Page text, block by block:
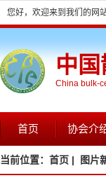
您好，欢迎来到我们的网站
中国
China bulk-
首页 协会介
当前位置： 首页 | 图片